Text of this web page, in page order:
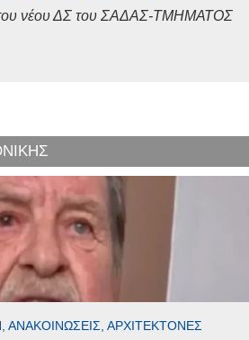
νέου ΔΣ του ΣΑΔΑΣ-ΤΜΗΜΑΤΟΣ
ΑΡΧΙΤΈΚΤΟΝΕΣ